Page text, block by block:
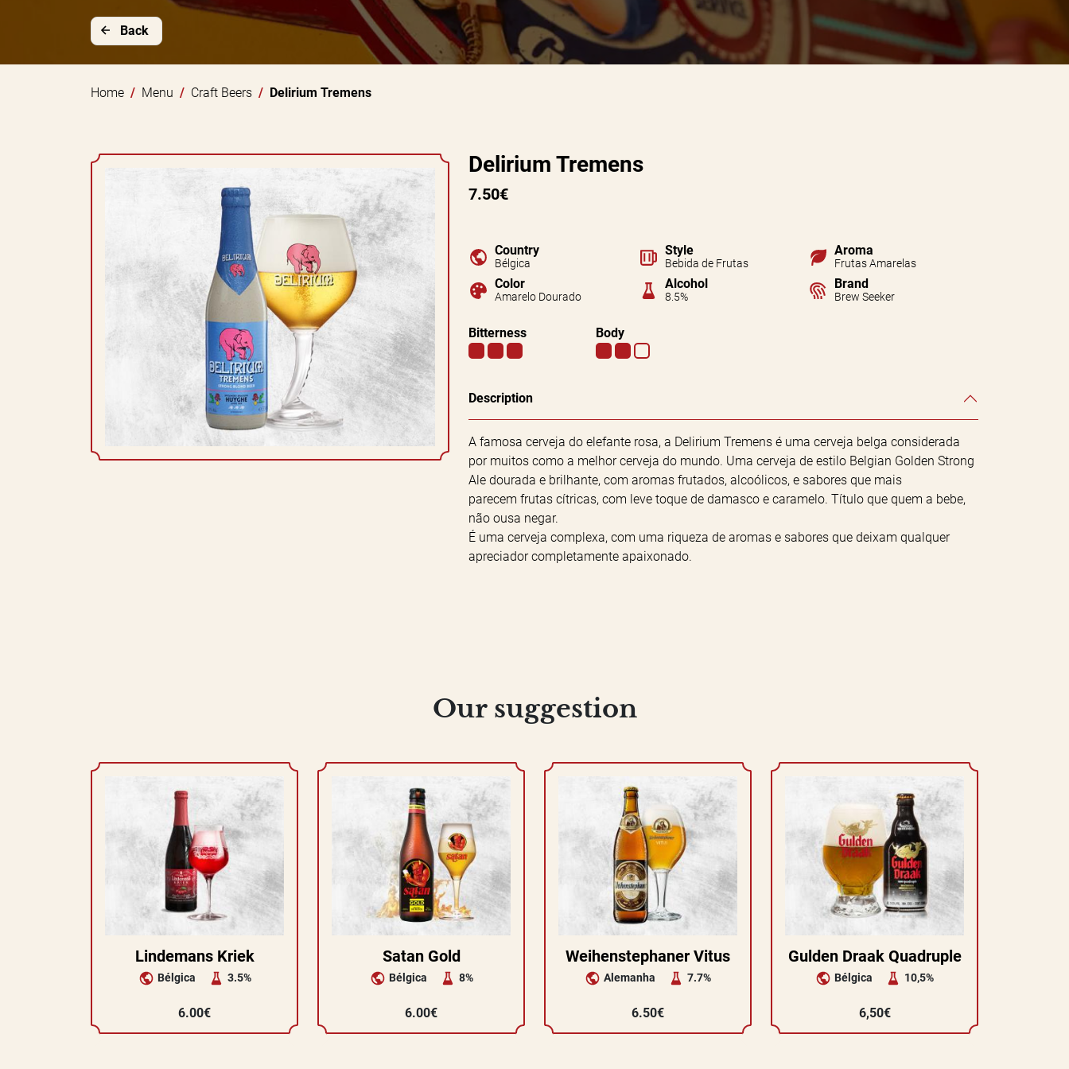
Back
Home Menu Craft Beers Delirium Tremens
Delirium Tremens
7.50€
Country
Bélgica
Style
Bebida de Frutas
Aroma
Frutas Amarelas
Color
Amarelo Dourado
Alcohol
8.5%
Brand
Brew Seeker
Bitterness Body
Description
A famosa cerveja do elefante rosa, a Delirium Tremens é uma cerveja belga considerada
por muitos como a melhor cerveja do mundo. Uma cerveja de estilo Belgian Golden Strong
Ale dourada e brilhante, com aromas frutados, alcoólicos, e sabores que mais
parecem frutas cítricas, com leve toque de damasco e caramelo. Título que quem a bebe,
não ousa negar.
É uma cerveja complexa, com uma riqueza de aromas e sabores que deixam qualquer
apreciador completamente apaixonado.
Our suggestion
Lindemans Kriek
Bélgica 3.5%
6.00€
Satan Gold
Bélgica 8%
6.00€
Weihenstephaner Vitus
Alemanha 7.7%
6.50€
Gulden Draak Quadruple
Bélgica 10,5%
6,50€